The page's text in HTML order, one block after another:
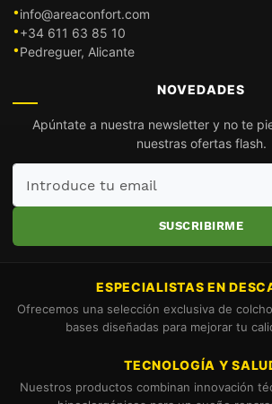
info@areaconfort.com
+34 611 63 85 10
Pedreguer, Alicante
NOVEDADES
Apúntate a nuestra newsletter y no te
nuestras ofertas flash.
Introduce
email
SUSCRIBIRME
ESPECIALISTAS EN
Ofrecemos una selección exclusiva de
bases diseñadas para mejorar tu
TECNOLOGÍA Y
Nuestros productos combinan innovación